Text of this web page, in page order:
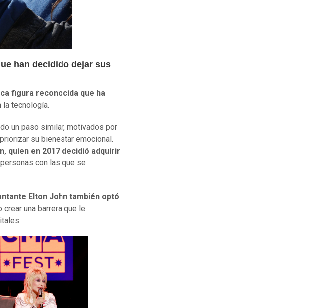
han decidido dejar sus
figura reconocida que ha
la tecnología.
un paso similar, motivados por
su bienestar emocional.
quien en 2017 decidió adquirir
con las que se
Elton John también optó
crear una barrera que le